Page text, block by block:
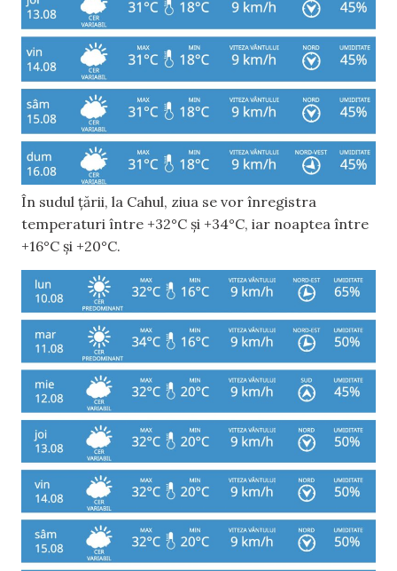
În sudul țării, la Cahul, ziua se vor înregistra
temperaturi între +32°C și +34°C, iar noaptea între
+16°C și +20°C.